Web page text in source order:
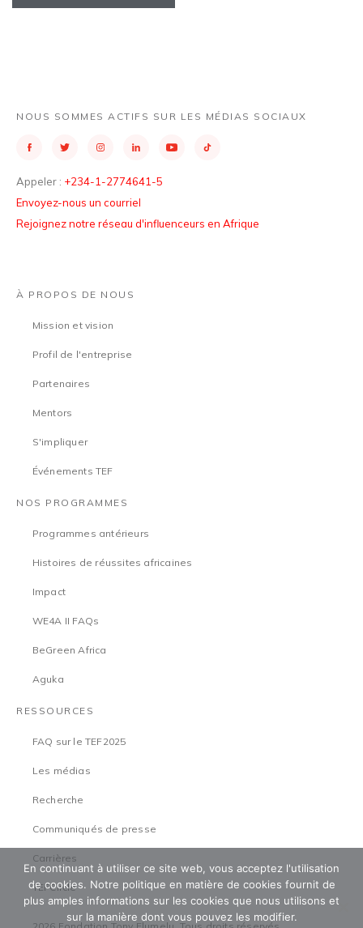
NOUS SOMMES ACTIFS SUR LES MÉDIAS SOCIAUX
Appeler : +234-1-2774641-5
Envoyez-nous un courriel
Rejoignez notre réseau d'influenceurs en Afrique
À PROPOS DE NOUS
Mission et vision
Profil de l'entreprise
Partenaires
Mentors
S'impliquer
Événements TEF
NOS PROGRAMMES
Programmes antérieurs
Histoires de réussites africaines
Impact
WE4A II FAQs
BeGreen Africa
Aguka
RESSOURCES
FAQ sur le TEF2025
Les médias
Recherche
Communiqués de presse
Carrières
TEFCircle
En continuant à utiliser ce site web, vous acceptez l'utilisation
de cookies. Notre politique en matière de cookies fournit de
plus amples informations sur les cookies que nous utilisons et
sur la manière dont vous pouvez les modifier.